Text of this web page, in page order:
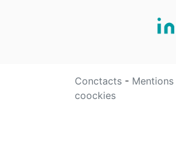
Conctacts -
coockies